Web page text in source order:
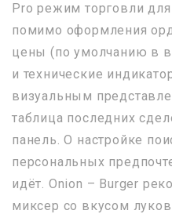
Pro режим торговли
помимо оформления
цены (по умолчанию в
и технические
визуальным
таблица последних
панель. О настройке
персональных
идёт. Onion – Burger
миксер со вкусом